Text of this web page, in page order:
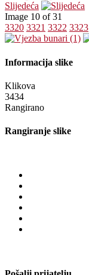
Slijedeća
Image 10 of 31
3320 3321 3322 3323
Informacija slike
Klikova
3434
Rangirano
Rangiranje slike